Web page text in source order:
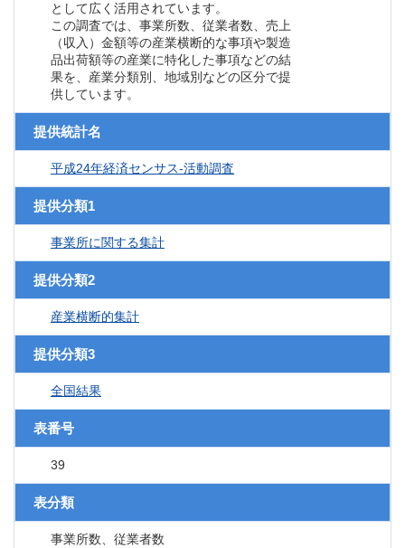
として広く活用されています。
この調査では、事業所数、従業者数、売上
（収入）金額等の産業横断的な事項や製造
品出荷額等の産業に特化した事項などの結
果を、産業分類別、地域別などの区分で提
供しています。
提供統計名
平成24年経済センサス‐活動調査
提供分類1
事業所に関する集計
提供分類2
産業横断的集計
提供分類3
全国結果
表番号
39
表分類
事業所数、従業者数